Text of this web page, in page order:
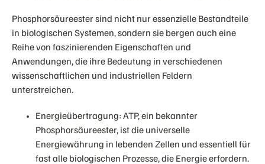
Phosphorsäureester sind nicht nur essenzielle Bestandteile
in biologischen Systemen, sondern sie bergen auch eine
Reihe von faszinierenden Eigenschaften und
Anwendungen, die ihre Bedeutung in verschiedenen
wissenschaftlichen und industriellen Feldern
unterstreichen.
Energieübertragung: ATP, ein bekannter
Phosphorsäureester, ist die universelle
Energiewährung in lebenden Zellen und essentiell für
fast alle biologischen Prozesse, die Energie erfordern.